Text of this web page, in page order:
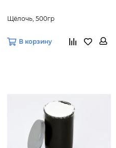
Щёлочь, 500гр
В корзину